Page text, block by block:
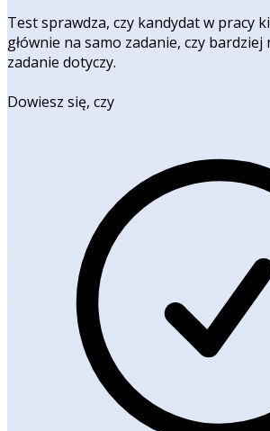
Test sprawdza, czy kandydat w pracy
głównie na samo zadanie, czy
zadanie dotyczy.
Dowiesz się, czy